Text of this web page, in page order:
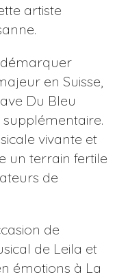
artiste
en Suisse,
Du Bleu
vivante et
un terrain fertile
de
de
de Leila et
émotions à La